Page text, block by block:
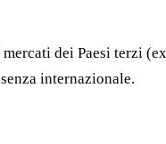
dei Paesi terzi
internazionale.